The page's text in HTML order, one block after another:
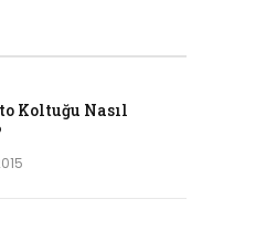
Koltuğu Nasıl